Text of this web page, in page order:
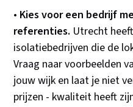
• Kies voor een bedrijf
referenties. Utrecht
isolatiebedrijven die de
Vraag naar voorbeelden
jouw wijk en laat je niet
prijzen - kwaliteit heeft